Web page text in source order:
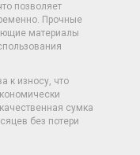
позволяет
Прочные
материалы
к износу, что
сумка
без потери